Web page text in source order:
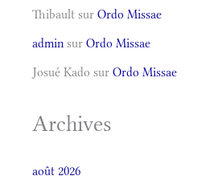
Thibault sur Ordo Missae
admin sur Ordo Missae
Josué Kado sur Ordo Missae
Archives
août 2026